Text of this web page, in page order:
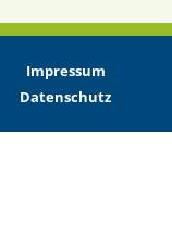
Impressum
Datenschutz